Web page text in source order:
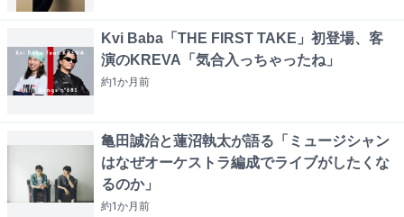
Kvi Baba「THE FIRST TAKE」初登場、客
演のKREVA「気合入っちゃったね」
約1か月前
亀田誠治と蓮沼執太が語る「ミュージシャン
はなぜオーケストラ編成でライブがしたくな
るのか」
約1か月前